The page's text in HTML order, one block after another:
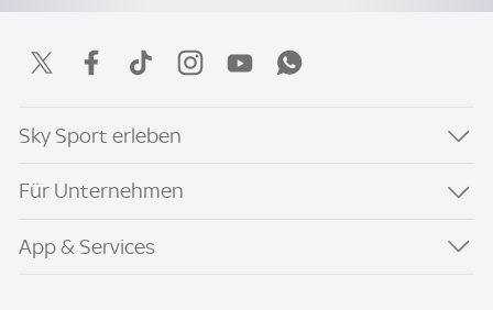
Sky Sport erleben
Für Unternehmen
App & Services